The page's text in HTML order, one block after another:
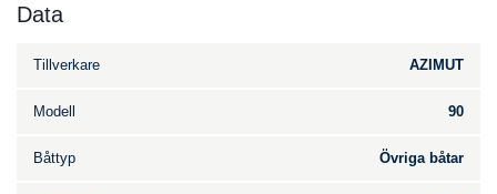
Data
Tillverkare AZIMUT
Modell 90
Båttyp Övriga båtar